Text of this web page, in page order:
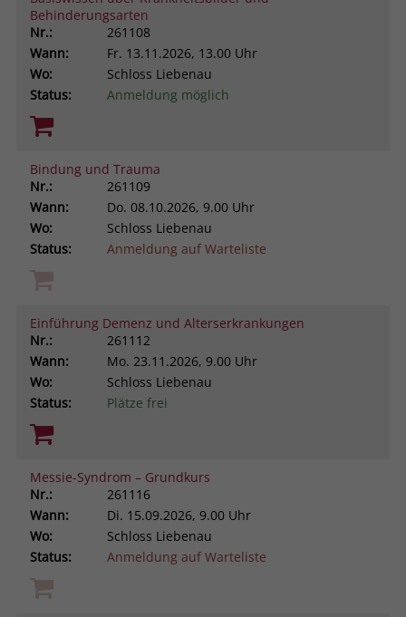
Behinderungsarten
Nr.:
261108
Wann:
Fr. 13.11.2026, 13.00 Uhr
Wo:
Schloss Liebenau
Status:
Anmeldung möglich
Bindung und Trauma
Nr.:
261109
Wann:
Do. 08.10.2026, 9.00 Uhr
Wo:
Schloss Liebenau
Status:
Anmeldung auf Warteliste
Einführung Demenz und Alterserkrankungen
Nr.:
261112
Wann:
Mo. 23.11.2026, 9.00 Uhr
Wo:
Schloss Liebenau
Status:
Plätze frei
Messie-Syndrom – Grundkurs
Nr.:
261116
Wann:
Di. 15.09.2026, 9.00 Uhr
Wo:
Schloss Liebenau
Status:
Anmeldung auf Warteliste
Name
Anbieter stiftung-liebenau.de
Laufzeit
Zweck
allen Seitenanfragen bei.
Zweck
Browsers und die Einstellungen
exklusiv für diese Website zu speichern.
Dadurch wird gewährleistet, dass
Aktionen, die bei späteren Besuchen
derselben Website durchgeführt
Name _clsk
Anbieter www.clarity.ms
Laufzeit
Zweck
um die Seitenaufrufe eines Benutzers
zu speichern und in einer einzigen
Sitzungsaufzeichnung
zusammenzufassen.